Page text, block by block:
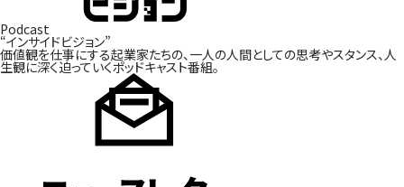
Podcast
“インサイドビジョン”
価値観を仕事にする起業家たちの、一人の人間としての思考やスタンス、人
生観に深く迫っていくポッドキャスト番組。